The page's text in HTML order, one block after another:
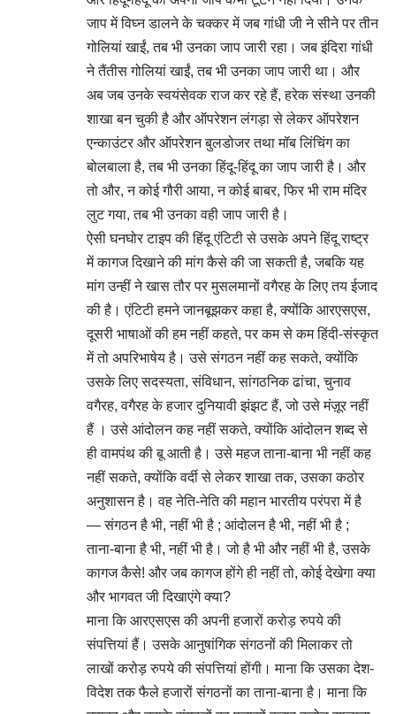
जाप में विघ्न डालने के चक्कर में जब गांधी जी ने सीने पर तीन
गोलियां खाईं, तब भी उनका जाप जारी रहा। जब इंदिरा गांधी
ने तैंतीस गोलियां खाईं, तब भी उनका जाप जारी था। और
अब जब उनके स्वयंसेवक राज कर रहे हैं, हरेक संस्था उनकी
शाखा बन चुकी है और ऑपरेशन लंगड़ा से लेकर ऑपरेशन
एन्काउंटर और ऑपरेशन बुलडोजर तथा मॉब लिंचिंग का
बोलबाला है, तब भी उनका हिंदू-हिंदू का जाप जारी है। और
तो और, न कोई गौरी आया, न कोई बाबर, फिर भी राम मंदिर
लुट गया, तब भी उनका वही जाप जारी है।
ऐसी घनघोर टाइप की हिंदू एंटिटी से उसके अपने हिंदू राष्ट्र
में कागज दिखाने की मांग कैसे की जा सकती है, जबकि यह
मांग उन्हीं ने खास तौर पर मुसलमानों वगैरह के लिए तय ईजाद
की है। एंटिटी हमने जानबूझकर कहा है, क्योंकि आरएसएस,
दूसरी भाषाओं की हम नहीं कहते, पर कम से कम हिंदी-संस्कृत
में तो अपरिभाषेय है। उसे संगठन नहीं कह सकते, क्योंकि
उसके लिए सदस्यता, संविधान, सांगठनिक ढांचा, चुनाव
वगैरह, वगैरह के हजार दुनियावी झंझट हैं, जो उसे मंज़ूर नहीं
हैं । उसे आंदोलन कह नहीं सकते, क्योंकि आंदोलन शब्द से
ही वामपंथ की बू आती है। उसे महज ताना-बाना भी नहीं कह
नहीं सकते, क्योंकि वर्दी से लेकर शाखा तक, उसका कठोर
अनुशासन है। वह नेति-नेति की महान भारतीय परंपरा में है
— संगठन है भी, नहीं भी है ; आंदोलन है भी, नहीं भी है ;
ताना-बाना है भी, नहीं भी है। जो है भी और नहीं भी है, उसके
कागज कैसे! और जब कागज होंगे ही नहीं तो, कोई देखेगा क्या
और भागवत जी दिखाएंगे क्या?
माना कि आरएसएस की अपनी हजारों करोड़ रुपये की
संपत्तियां हैं। उसके आनुषांगिक संगठनों की मिलाकर तो
लाखों करोड़ रुपये की संपत्तियां होंगी। माना कि उसका देश-
विदेश तक फैले हजारों संगठनों का ताना-बाना है। माना कि